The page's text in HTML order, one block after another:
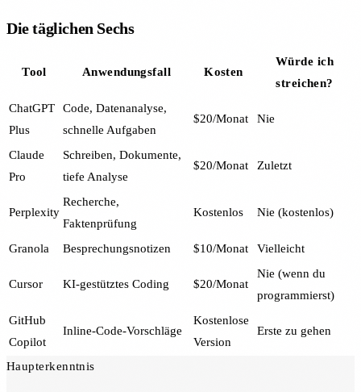
Die täglichen Sechs
Tool Anwendungsfall Kosten
Würde ich
streichen?
ChatGPT
Plus
Code, Datenanalyse,
schnelle Aufgaben
$20/Monat Nie
Claude
Pro
Schreiben, Dokumente,
tiefe Analyse
$20/Monat Zuletzt
Perplexity
Recherche,
Faktenprüfung
Kostenlos Nie (kostenlos)
Granola Besprechungsnotizen $10/Monat Vielleicht
Cursor KI-gestütztes Coding $20/Monat
Nie (wenn du
programmierst)
GitHub
Copilot
Inline-Code-Vorschläge
Kostenlose
Version
Erste zu gehen
Haupterkenntnis